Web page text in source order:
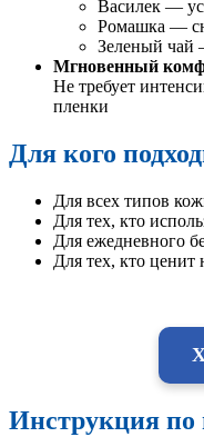
Василек —
Ромашка —
Зеленый чай
Мгновенный
Не требует
пленки
Для кого
Для всех типов
Для тех, кто
Для ежедневного
Для тех, кто ценит
Инструкция